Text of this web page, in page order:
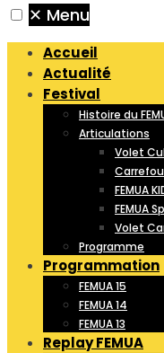
✕ Menu
Accueil
Actualité
Festival
Histoire du
Articulations
Volet
FEMUA
FEMUA
Volet
Programme
Programmation
FEMUA 15
FEMUA 14
FEMUA 13
Replay FEMUA